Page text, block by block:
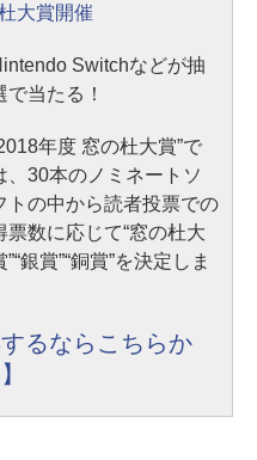
大賞開催
Switchなどが抽
で当たる！
年度 窓の杜大賞”で
、30本のノミネートソ
トの中から読者投票での
票数に応じて“窓の杜大
”“銀賞”“銅賞”を決定しま
るならこちらか